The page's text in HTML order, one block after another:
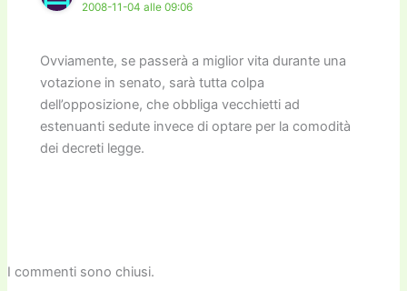
2008-11-04 alle 09:06
Ovviamente, se passerà a miglior vita durante una
votazione in senato, sarà tutta colpa
dell’opposizione, che obbliga vecchietti ad
estenuanti sedute invece di optare per la comodità
dei decreti legge.
I commenti sono chiusi.